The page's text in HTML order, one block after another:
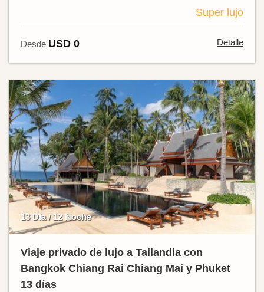
Super lujo
Desde USD 0 Detalle
13 Día / 12 Noche
Viaje privado de lujo a Tailandia con
Bangkok Chiang Rai Chiang Mai y Phuket
13 días